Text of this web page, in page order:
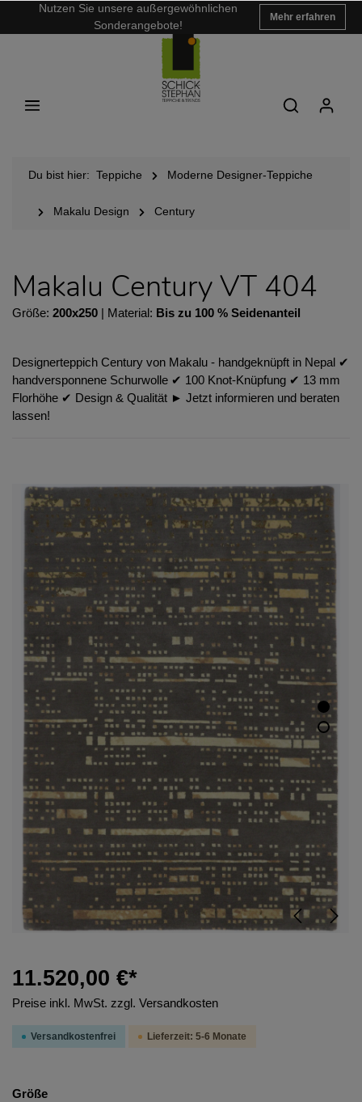
Nutzen Sie unsere außergewöhnlichen
Sonderangebote!
Mehr erfahren
Du bist hier: Teppiche Moderne Designer-Teppiche
Makalu Design Century
Makalu Century VT 404
Größe: 200x250 | Material: Bis zu 100 % Seidenanteil
Designerteppich Century von Makalu - handgeknüpft in Nepal ✔︎
handversponnene Schurwolle ✔︎ 100 Knot-Knüpfung ✔︎ 13 mm
Florhöhe ✔︎ Design & Qualität ► Jetzt informieren und beraten
lassen!
11.520,00 €*
Preise inkl. MwSt. zzgl. Versandkosten
Versandkostenfrei Lieferzeit: 5-6 Monate
Größe